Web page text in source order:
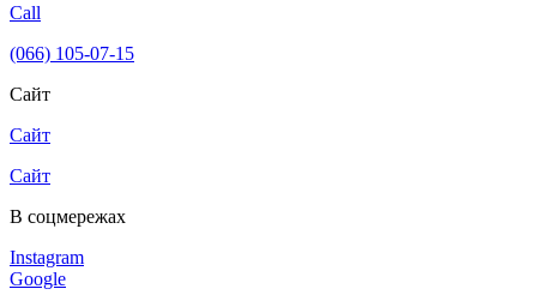
Call
(066) 105-07-15
Сайт
Сайт
Сайт
В соцмережах
Instagram
Google